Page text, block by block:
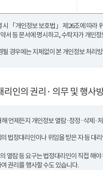
「개인정보 보호법」 제26조에 따라
서 등 문서에 명시하고, 수탁자가 개인
경우에는 지체없이 본 개인정보 처리
인의 권리· 의무 및 행사
언제든지 개인정보 열람·정정·삭제·
법정대리인이나 위임을 받은 자 등 대
열람 등 요구는 법정대리인이 직접 해
권리를 행사할 수도 있습니다.